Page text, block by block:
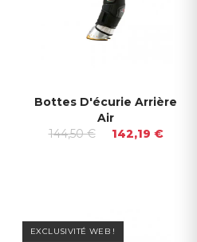
Bottes D'écurie Arrière
Air
144,50 €
142,19 €
EXCLUSIVITÉ WEB !